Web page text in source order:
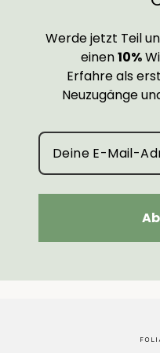
Werde jetzt Teil
einen10%
Erfahre als
Neuzugänge